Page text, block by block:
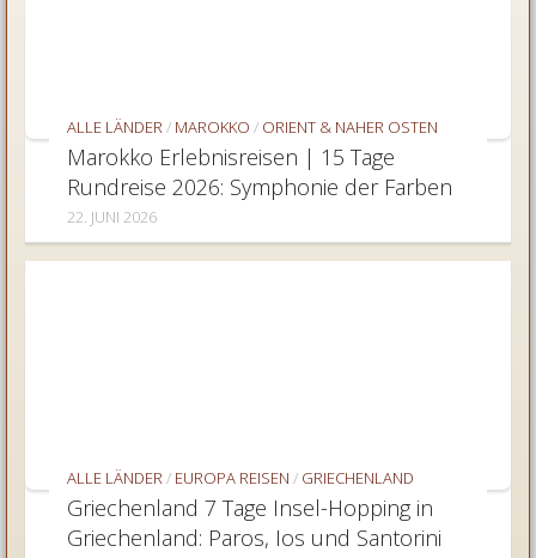
ALLE LÄNDER / MAROKKO / ORIENT & NAHER OSTEN
Marokko Erlebnisreisen | 15 Tage
Rundreise 2026: Symphonie der Farben
22. JUNI 2026
ALLE LÄNDER/ EUROPA REISEN / GRIECHENLAND
Griechenland 7 Tage Insel-Hopping in
Griechenland: Paros, Ios und Santorini